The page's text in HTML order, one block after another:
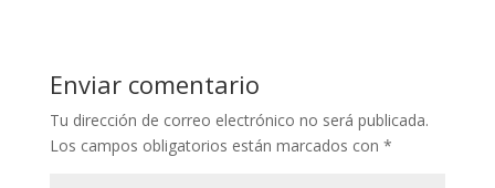
Enviar comentario
Tu dirección de correo electrónico no será publicada.
Los campos obligatorios están marcados con *